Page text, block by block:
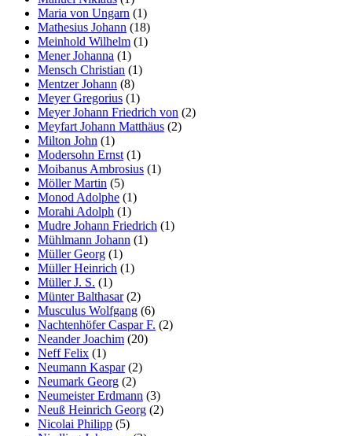
Maria von Ungarn (1)
Mathesius Johann (18)
Meinhold Wilhelm (1)
Mener Johanna (1)
Mensch Christian (1)
Mentzer Johann (8)
Meyer Gregorius (1)
Meyer Johann Friedrich von (2)
Meyfart Johann Matthäus (2)
Milton John (1)
Modersohn Ernst (1)
Moibanus Ambrosius (1)
Möller Martin (5)
Monod Adolphe (1)
Morahi Adolph (1)
Mudre Johann Friedrich (1)
Mühlmann Johann (1)
Müller Georg (1)
Müller Heinrich (1)
Müller J. S. (1)
Münter Balthasar(2)
Musculus Wolfgang (6)
Nachtenhöfer Caspar F. (2)
Neander Joachim (20)
Neff Felix (1)
Neumann Kaspar(2)
Neumark Georg (2)
Neumeister Erdmann (3)
Neuß Heinrich Georg (2)
Nicolai Philipp (5)